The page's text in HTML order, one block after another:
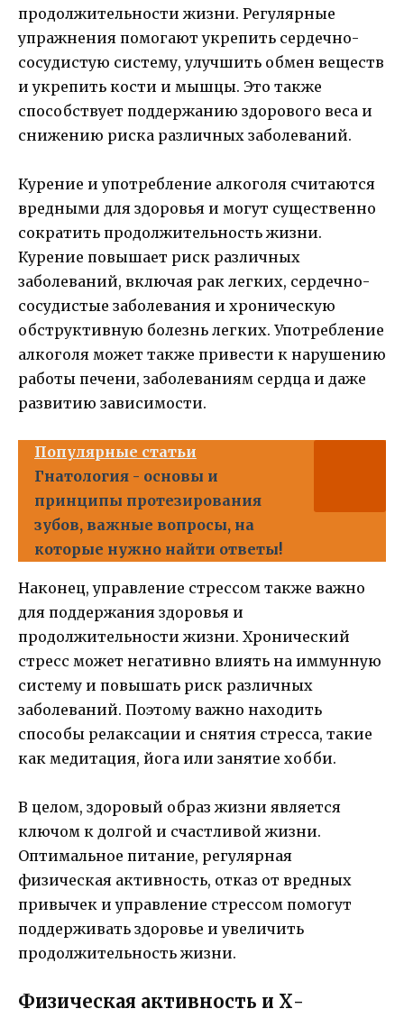
продолжительности жизни. Регулярные
упражнения помогают укрепить сердечно-
сосудистую систему, улучшить обмен веществ
и укрепить кости и мышцы. Это также
способствует поддержанию здорового веса и
снижению риска различных заболеваний.
Курение и употребление алкоголя считаются
вредными для здоровья и могут существенно
сократить продолжительность жизни.
Курение повышает риск различных
заболеваний, включая рак легких, сердечно-
сосудистые заболевания и хроническую
обструктивную болезнь легких. Употребление
алкоголя может также привести к нарушению
работы печени, заболеваниям сердца и даже
развитию зависимости.
Популярные статьи
Гнатология - основы и
принципы протезирования
зубов, важные вопросы, на
которые нужно найти ответы!
Наконец, управление стрессом также важно
для поддержания здоровья и
продолжительности жизни. Хронический
стресс может негативно влиять на иммунную
систему и повышать риск различных
заболеваний. Поэтому важно находить
способы релаксации и снятия стресса, такие
как медитация, йога или занятие хобби.
В целом, здоровый образ жизни является
ключом к долгой и счастливой жизни.
Оптимальное питание, регулярная
физическая активность, отказ от вредных
привычек и управление стрессом помогут
поддерживать здоровье и увеличить
продолжительность жизни.
Физическая активность и Х-